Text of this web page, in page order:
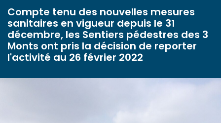
Compte tenu des nouvelles mesures
sanitaires en vigueur depuis le 31
décembre, les Sentiers pédestres des 3
Monts ont pris la décision de reporter
l'activité au 26 février 2022